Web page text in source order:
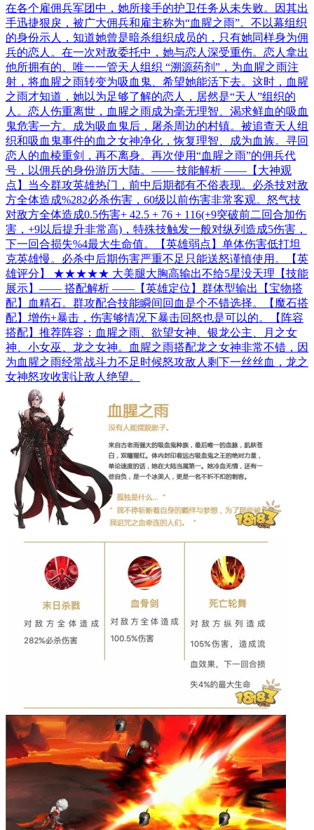
在各个雇佣兵军团中，她所接手的护卫任务从未失败。因其出
手迅捷狠戾，被广大佣兵和雇主称为“血腥之雨”。不以幕组织
的身份示人，知道她曾是暗杀组织成员的，只有她同样身为佣
兵的恋人。在一次对敌委托中，她与恋人深受重伤。恋人拿出
他所拥有的、唯一一管天人组织 “溯源药剂”，为血腥之雨注
射，将血腥之雨转变为吸血鬼、希望她能活下去。这时，血腥
之雨才知道，她以为足够了解的恋人，居然是“天人”组织的
人。恋人伤重离世，血腥之雨成为毫无理智、渴求鲜血的吸血
鬼危害一方。成为吸血鬼后，屠杀周边的村镇。被追查天人组
织和吸血鬼事件的血之女神净化，恢复理智、成为血族。寻回
恋人的血棱重剑，再不离身。再次使用“血腥之雨”的佣兵代
号，以佣兵的身份游历大陆。—— 技能解析 ——【大神观
点】当今群攻英雄热门，前中后期都有不俗表现。必杀技对敌
方全体造成%282必杀伤害，60级以前伤害非常客观。怒气技
对敌方全体造成0.5伤害+ 42.5 + 76 + 116(+9突破前二回合加伤
害，+9以后提升非常高)，特殊技触发一般对纵列造成5伤害，
下一回合损失%4最大生命值。【英雄弱点】单体伤害低打坦
克英雄慢。必杀中后期伤害严重不足只能送怒谨慎使用。【英
雄评分】 ★★★★★ 大美腿大胸高输出不给5星没天理【技能
展示】—— 搭配解析 ——【英雄定位】群体型输出【宝物搭
配】血精石。群攻配合技能瞬间回血是个不错选择。【魔石搭
配】增伤+暴击，伤害够情况下暴击回怒也是可以的。【阵容
搭配】推荐阵容：血腥之雨、欲望女神、银龙公主、月之女
神、小女巫、龙之女神。血腥之雨搭配龙之女神非常不错，因
为血腥之雨经常战斗力不足时候怒攻敌人剩下一丝丝血，龙之
女神怒攻收割让敌人绝望。​